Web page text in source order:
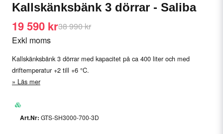
Kallskänksbänk 3 dörrar - Saliba
38 990 kr
19 590 kr
Exkl moms
Kallskänksbänk 3 dörrar med kapacitet på ca 400 liter och med
driftemperatur +2 till +6 °C.
Läs mer
GTS-SH3000-700-3D